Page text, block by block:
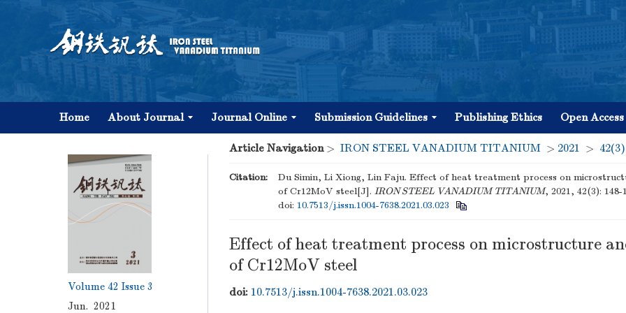
Home About Journal Journal Online Submission Guidelines Publishing Ethics Open Access
Volume 42 Issue 3
Jun. 2021
Article Navigation> IRON STEEL VANADIUM TITANIUM > 2021 >
Citation:
Du Simin, Li Xiong, Lin Faju. Effect of heat treatment process on
of Cr12MoV steel[J]. IRON STEEL VANADIUM TITANIUM, 2021, 42(3): 148-
doi: 10.7513/j.issn.1004-7638.2021.03.023
Effect of heat treatment process on microstructure
of Cr12MoV steel
doi: 10.7513/j.issn.1004-7638.2021.03.023